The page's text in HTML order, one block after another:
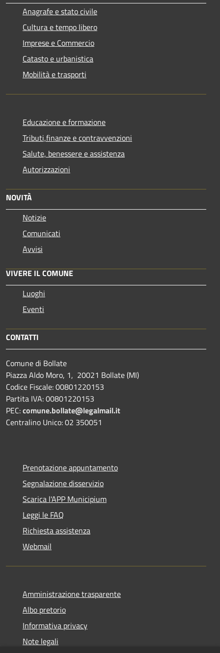
Anagrafe e stato civile
Cultura e tempo libero
Imprese e Commercio
Catasto e urbanistica
Mobilità e trasporti
Educazione e formazione
Tributi,finanze e contravvenzioni
Salute, benessere e assistenza
Autorizzazioni
NOVITÀ
Notizie
Comunicati
Avvisi
VIVERE IL COMUNE
Luoghi
Eventi
CONTATTI
Comune di Bollate
Piazza Aldo Moro, 1, 20021 Bollate (MI)
Codice Fiscale: 00801220153
Partita IVA: 00801220153
PEC:comune.bollate@legalmail.it
Centralino Unico: 02 350051
Prenotazione appuntamento
Segnalazione disservizio
Scarica l'APP Municipium
Leggi le FAQ
Richiesta assistenza
Webmail
Amministrazione trasparente
Albo pretorio
Informativa privacy
Note legali